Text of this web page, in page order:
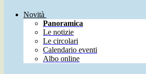
Novità
Panoramica
Le notizie
Le circolari
Calendario eventi
Albo online